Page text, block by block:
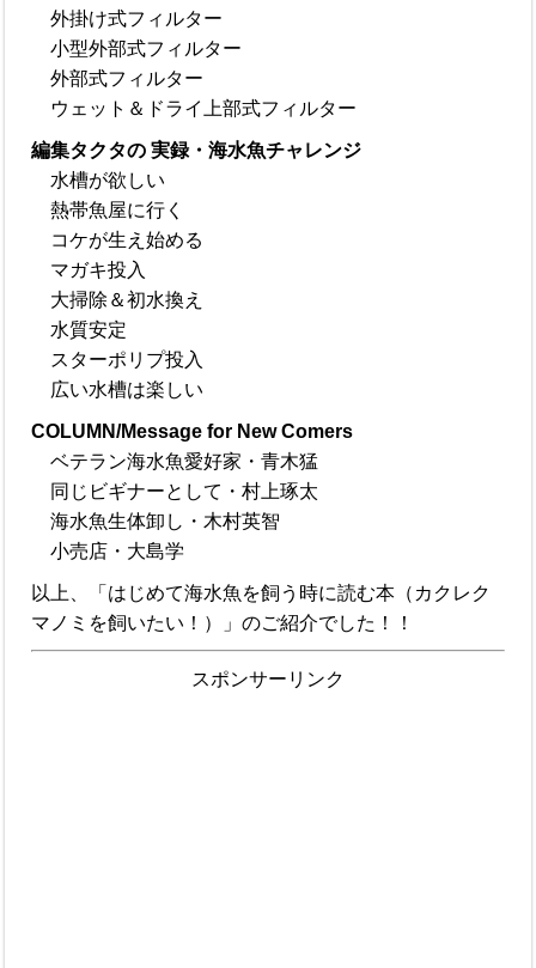
外掛け式フィルター
小型外部式フィルター
外部式フィルター
ウェット＆ドライ上部式フィルター
編集タクタの 実録・海水魚チャレンジ
水槽が欲しい
熱帯魚屋に行く
コケが生え始める
マガキ投入
大掃除＆初水換え
水質安定
スターポリプ投入
広い水槽は楽しい
COLUMN/Message for New Comers
ベテラン海水魚愛好家・青木猛
同じビギナーとして・村上琢太
海水魚生体卸し・木村英智
小売店・大島学
以上、「はじめて海水魚を飼う時に読む本（カクレク
マノミを飼いたい！）」のご紹介でした！！
スポンサーリンク